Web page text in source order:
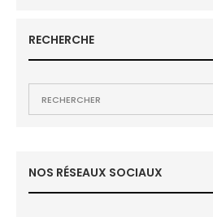
RECHERCHE
NOS RÉSEAUX SOCIAUX